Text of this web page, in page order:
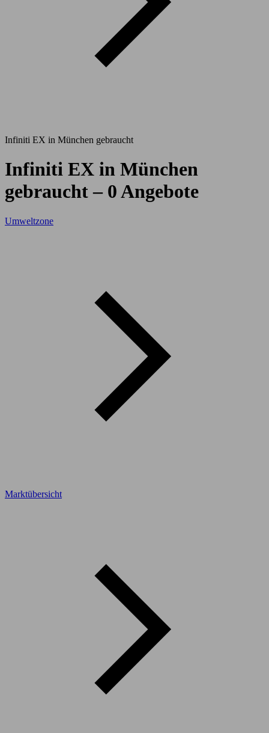
Infiniti EX in München gebraucht
Infiniti EX in München
gebraucht – 0 Angebote
Umweltzone
Marktübersicht